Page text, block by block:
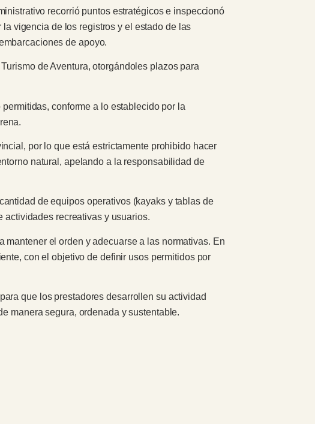
recorrió puntos estratégicos e inspeccionó
vigencia de los registros y el estado de las
de apoyo.
de Aventura, otorgándoles plazos para
conforme a lo establecido por la
por lo que está estrictamente prohibido hacer
natural, apelando a la responsabilidad de
de equipos operativos (kayaks y tablas de
actividades recreativas y usuarios.
el orden y adecuarse a las normativas. En
con el objetivo de definir usos permitidos por
que los prestadores desarrollen su actividad
manera segura, ordenada y sustentable.